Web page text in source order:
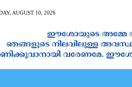
AUGUST 10, 2026